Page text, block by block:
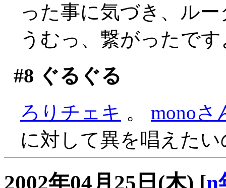
った事に気づき、ル
うむっ、繋がったで
#8 ぐるぐる
ろりチェキ 。 monoさ
に対して異を唱えた
2002年04月25日(木) [n